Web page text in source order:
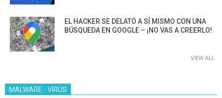
EL HACKER SE DELATÓ A SÍ MISMO CON UNA
BÚSQUEDA EN GOOGLE – ¡NO VAS A CREERLO!
VIEW ALL
MALWARE - VIRUS